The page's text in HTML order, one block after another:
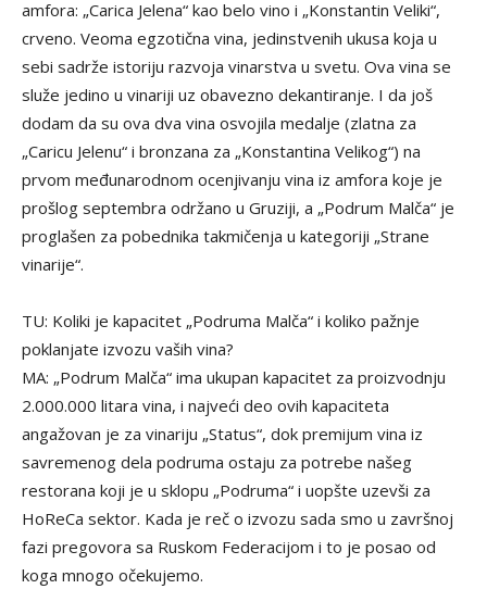
amfora: „Carica Jelena“ kao belo vino i „Konstantin Veliki“,
crveno. Veoma egzotična vina, jedinstvenih ukusa koja u
sebi sadrže istoriju razvoja vinarstva u svetu. Ova vina se
služe jedino u vinariji uz obavezno dekantiranje. I da još
dodam da su ova dva vina osvojila medalje (zlatna za
„Caricu Jelenu“ i bronzana za „Konstantina Velikog“) na
prvom međunarodnom ocenjivanju vina iz amfora koje je
prošlog septembra održano u Gruziji, a „Podrum Malča“ je
proglašen za pobednika takmičenja u kategoriji „Strane
vinarije“.
TU: Koliki je kapacitet „Podruma Malča“ i koliko pažnje
poklanjate izvozu vaših vina?
MA: „Podrum Malča“ ima ukupan kapacitet za proizvodnju
2.000.000 litara vina, i najveći deo ovih kapaciteta
angažovan je za vinariju „Status“, dok premijum vina iz
savremenog dela podruma ostaju za potrebe našeg
restorana koji je u sklopu „Podruma“ i uopšte uzevši za
HoReCa sektor. Kada je reč o izvozu sada smo u završnoj
fazi pregovora sa Ruskom Federacijom i to je posao od
koga mnogo očekujemo.